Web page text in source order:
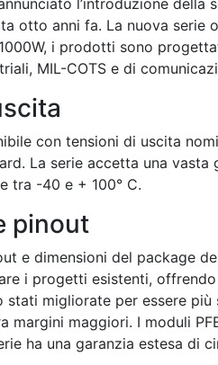
otto anni fa. La nuova
i prodotti sono
MIL-COTS e di
con tensioni di uscita
La serie accetta una
tra -40 e + 100° C.
pinout
e dimensioni del package
i progetti esistenti,
migliorate per essere più
margini maggiori. I moduli
ha una garanzia estesa di